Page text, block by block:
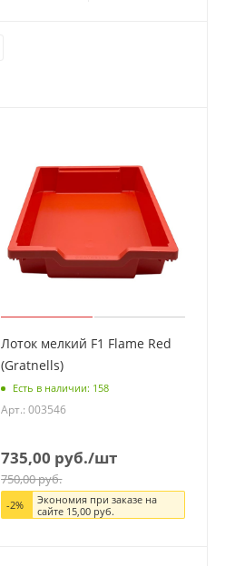
Лоток мелкий F1 Flame Red
(Gratnells)
Есть в наличии: 158
Арт.: 003546
735,00 руб./шт
750,00руб.
-2%
Экономия при заказе на
сайте 15,00 руб.